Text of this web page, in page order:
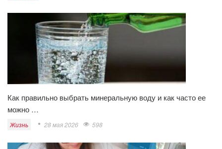
Как правильно выбрать минеральную воду и как часто ее
можно …
Жизнь 28 мая 2026 598